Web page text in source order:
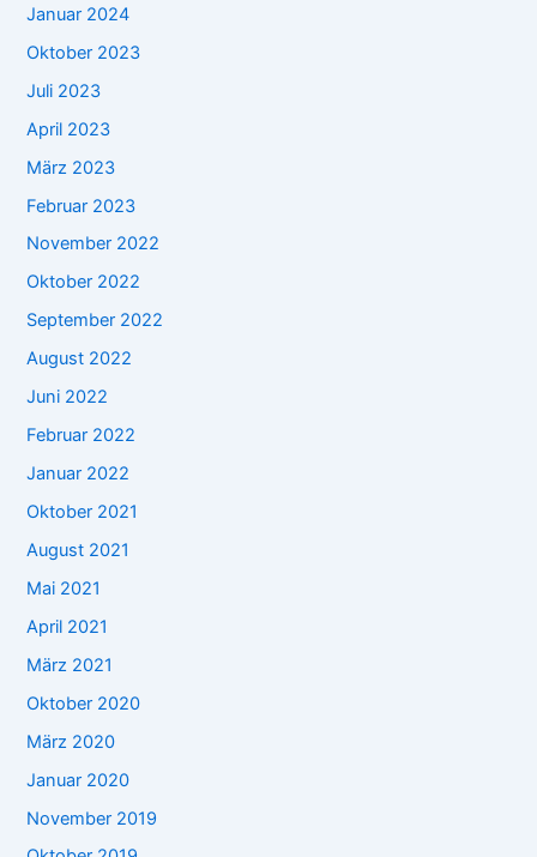
Januar 2024
Oktober 2023
Juli 2023
April 2023
März 2023
Februar 2023
November 2022
Oktober 2022
September 2022
August 2022
Juni 2022
Februar 2022
Januar 2022
Oktober 2021
August 2021
Mai 2021
April 2021
März 2021
Oktober 2020
März 2020
Januar 2020
November 2019